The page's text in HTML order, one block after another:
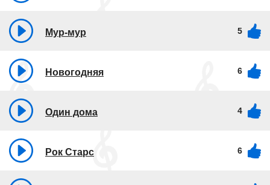
Мур-мур 5
Новогодняя 6
Один дома 4
Рок Старс 6